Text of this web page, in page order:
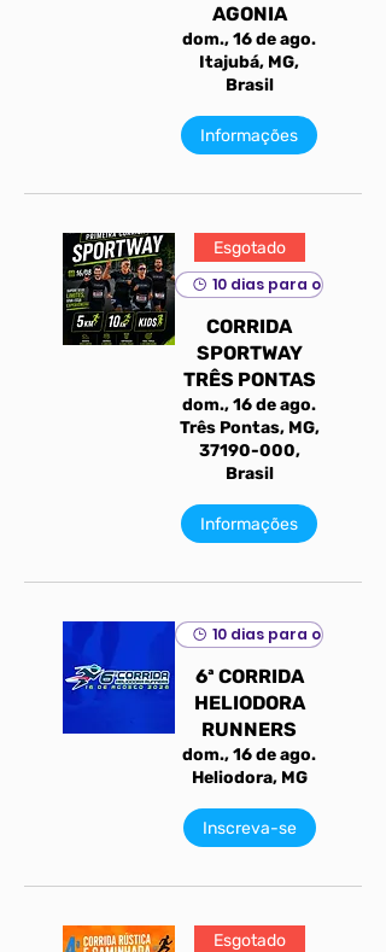
AGONIA
dom., 16 de ago.
Itajubá, MG,
Brasil
Informações
Esgotado
10 dias para o evento
CORRIDA
SPORTWAY
TRÊS PONTAS
dom., 16 de ago.
Três Pontas, MG,
37190-000,
Brasil
Informações
10 dias para o evento
6ª CORRIDA
HELIODORA
RUNNERS
dom., 16 de ago.
Heliodora, MG
Inscreva-se
Esgotado